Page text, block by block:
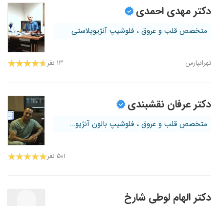
دکتر مهدی احمدی
متخصص قلب و عروق ، فلوشیپ آنژیوپلاستی
تهرانپارس ۱۳ نفر
دکتر عرفان نقشبندی
متخصص قلب و عروق ، فلوشیپ بالون آنژیو...
۵۰۱ نفر
دکتر الهام لوطی شارخ